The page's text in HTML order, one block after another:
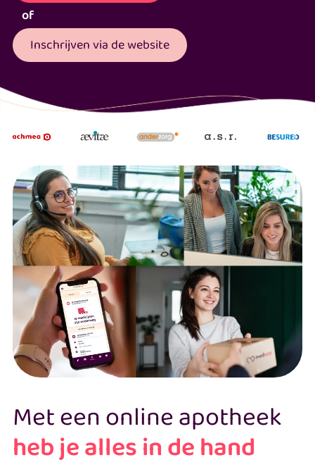
of
Inschrijven via de website
Met een online apotheek
heb je alles in de hand